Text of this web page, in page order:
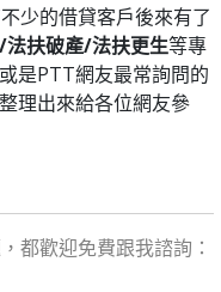
少的借貸客戶後來有了
法扶破產/法扶更生等專
是PTT網友最常詢問的
理出來給各位網友參
都歡迎免費跟我諮詢：